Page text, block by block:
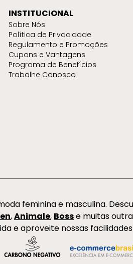
INSTITUCIONAL
Sobre Nós
Política de Privacidade
Regulamento e Promoções
Cupons e Vantagens
Programa de Benefícios
Trabalhe Conosco
feminina e masculina.
,Animale, Bosse muitas
e aproveite nossas